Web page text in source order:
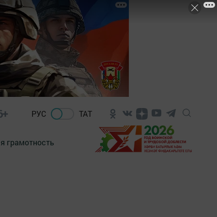
РУС ТАТ
грамотность